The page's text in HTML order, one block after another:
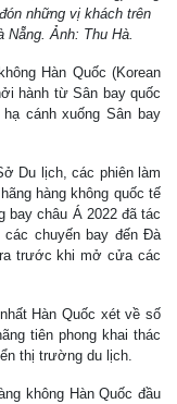
những vị khách trên
Ảnh: Thu Hà.
Hàn Quốc (Korean
hành từ Sân bay quốc
cánh xuống Sân bay
Du lịch, các phiên làm
hàng không quốc tế
bay châu Á 2022 đã tác
chuyến bay đến Đà
trước khi mở cửa các
Hàn Quốc xét về số
tiên phong khai thác
thị trường du lịch.
không Hàn Quốc đầu